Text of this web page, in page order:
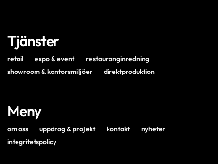
Tjänster
retail expo & event
restauranginredning
showroom & kontorsmiljöer
direktproduktion
Meny
om oss uppdrag & projekt kontakt
nyheter
integritetspolicy